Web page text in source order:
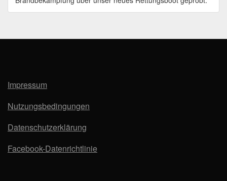
Impressum
Nutzungsbedingungen
Datenschutzerklärung
Facebook-Datenrichtlinie